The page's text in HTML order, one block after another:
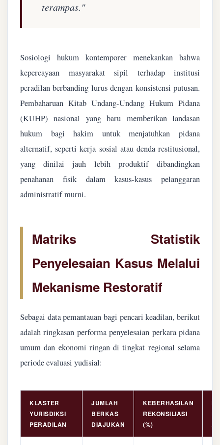
terampas."
Sosiologi hukum kontemporer menekankan bahwa
kepercayaan masyarakat sipil terhadap institusi
peradilan berbanding lurus dengan konsistensi putusan.
Pembaharuan Kitab Undang-Undang Hukum Pidana
(KUHP) nasional yang baru memberikan landasan
hukum bagi hakim untuk menjatuhkan pidana
alternatif, seperti kerja sosial atau denda restitusional,
yang dinilai jauh lebih produktif dibandingkan
penahanan fisik dalam kasus-kasus pelanggaran
administratif murni.
Matriks Statistik
Penyelesaian Kasus Melalui
Mekanisme Restoratif
Sebagai data pemantauan bagi pencari keadilan, berikut
adalah ringkasan performa penyelesaian perkara pidana
umum dan ekonomi ringan di tingkat regional selama
periode evaluasi yudisial:
KLASTER
YURISDIKSI
PERADILAN
JUMLAH
BERKAS
DIAJUKAN
KEBERHASILAN
REKONSILIASI
(%)